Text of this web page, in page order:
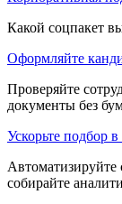
Какой соцпакет
Оформляйте
Проверяйте
документы без
Ускорьте подбор
Автоматизируйте
собирайте